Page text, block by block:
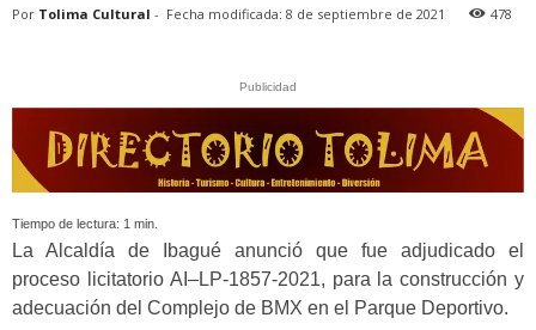
Por Tolima Cultural - Fecha modificada: 8 de septiembre de 2021 478
Publicidad
Tiempo de lectura: 1 min.
La Alcaldía de Ibagué anunció que fue adjudicado el
proceso licitatorio AI–LP-1857-2021, para la construcción y
adecuación del Complejo de BMX en el Parque Deportivo.